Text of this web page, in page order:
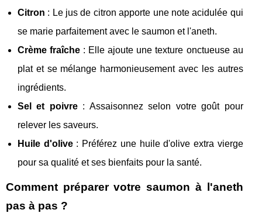
Citron : Le jus de citron apporte une note acidulée qui
se marie parfaitement avec le saumon et l'aneth.
Crème fraîche : Elle ajoute une texture onctueuse au
plat et se mélange harmonieusement avec les autres
ingrédients.
Sel et poivre: Assaisonnez selon votre goût pour
relever les saveurs.
Huile d'olive: Préférez une huile d'olive extra vierge
pour sa qualité et ses bienfaits pour la santé.
Comment préparer votre saumon à l'aneth
pas à pas ?